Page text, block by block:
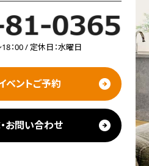
：00 / 定休日：水曜日
ベントご予約
お問い合わせ